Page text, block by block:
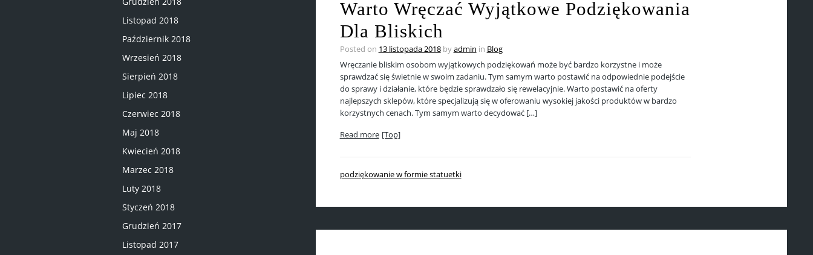
Listopad 2018
Październik 2018
Wrzesień 2018
Sierpień 2018
Lipiec 2018
Czerwiec 2018
Maj 2018
Kwiecień 2018
Marzec 2018
Luty 2018
Styczeń 2018
Grudzień 2017
Listopad 2017
Warto Wręczać Wyjątkowe Podziękowania
Dla Bliskich
Posted on 13 listopada 2018byadmin in Blog
Wręczanie bliskim osobom wyjątkowych podziękowań może być bardzo korzystne i może
sprawdzać się świetnie w swoim zadaniu. Tym samym warto postawić na odpowiednie podejście
do sprawy i działanie, które będzie sprawdzało się rewelacyjnie. Warto postawić na oferty
najlepszych sklepów, które specjalizują się w oferowaniu wysokiej jakości produktów w bardzo
korzystnych cenach. Tym samym warto decydować […]
Read more [Top]
podziękowanie w formie statuetki